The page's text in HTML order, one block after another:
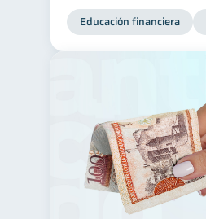
Educación financiera